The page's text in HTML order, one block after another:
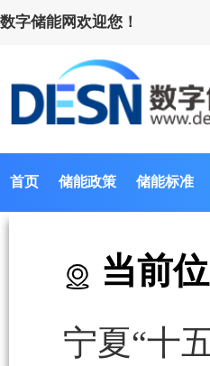
数字储能网欢迎您！
首页 储能政策 储能标准
当前
宁夏“十